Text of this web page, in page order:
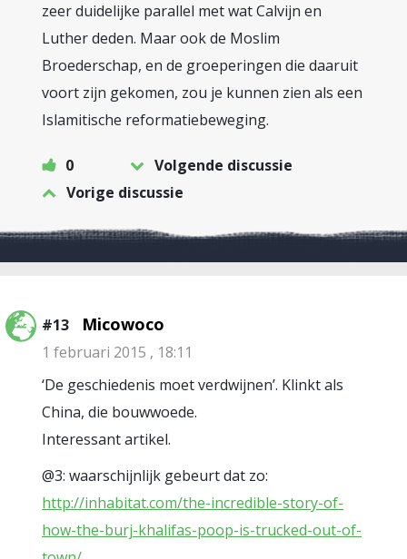
zeer duidelijke parallel met wat Calvijn en
Luther deden. Maar ook de Moslim
Broederschap, en de groeperingen die daaruit
voort zijn gekomen, zou je kunnen zien als een
Islamitische reformatiebeweging.
0
Volgende discussie
Vorige discussie
#13 Micowoco
1 februari 2015 , 18:11
‘De geschiedenis moet verdwijnen’. Klinkt als
China, die bouwwoede.
Interessant artikel.
@3: waarschijnlijk gebeurt dat zo:
http://inhabitat.com/the-incredible-story-of-
how-the-burj-khalifas-poop-is-trucked-out-of-